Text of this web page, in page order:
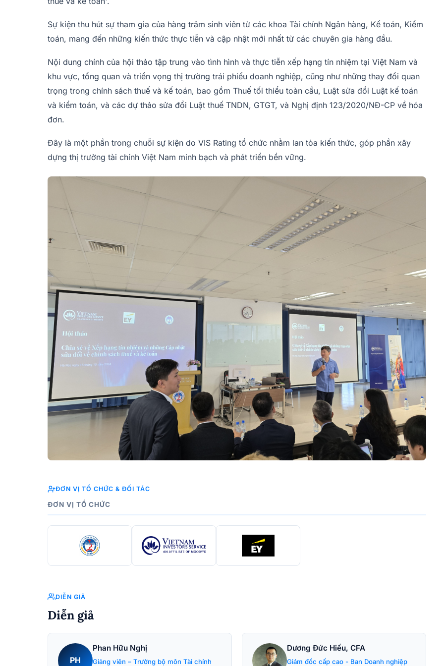
Sự kiện thu hút sự tham gia của hàng trăm sinh viên từ các khoa Tài chính Ngân hàng, Kế toán, Kiểm
toán, mang đến những kiến thức thực tiễn và cập nhật mới nhất từ các chuyên gia hàng đầu.
Nội dung chính của hội thảo tập trung vào tình hình và thực tiễn xếp hạng tín nhiệm tại Việt Nam và
khu vực, tổng quan và triển vọng thị trường trái phiếu doanh nghiệp, cũng như những thay đổi quan
trọng trong chính sách thuế và kế toán, bao gồm Thuế tối thiểu toàn cầu, Luật sửa đổi Luật kế toán
và kiểm toán, và các dự thảo sửa đổi Luật thuế TNDN, GTGT, và Nghị định 123/2020/NĐ-CP về hóa
đơn.
Đây là một phần trong chuỗi sự kiện do VIS Rating tổ chức nhằm lan tỏa kiến thức, góp phần xây
dựng thị trường tài chính Việt Nam minh bạch và phát triển bền vững.
ĐƠN VỊ TỔ CHỨC & ĐỐI TÁC
ĐƠN VỊ TỔ CHỨC
DIỄN GIẢ
Diễn giả
PH
Phan Hữu Nghị
Giảng viên – Trưởng bộ môn Tài chính
Dương Đức Hiếu, CFA
Giám đốc cấp cao - Ban Doanh nghiệp